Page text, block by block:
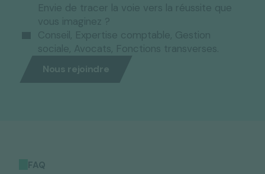
Envie de tracer la voie vers la réussite que
vous imaginez ?
Conseil, Expertise comptable, Gestion
sociale, Avocats, Fonctions transverses.
Nous rejoindre
FAQ